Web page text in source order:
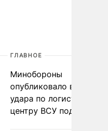
ГЛАВНОЕ
Минобороны
опубликовало видео
удара по
центру ВСУ под Киевом